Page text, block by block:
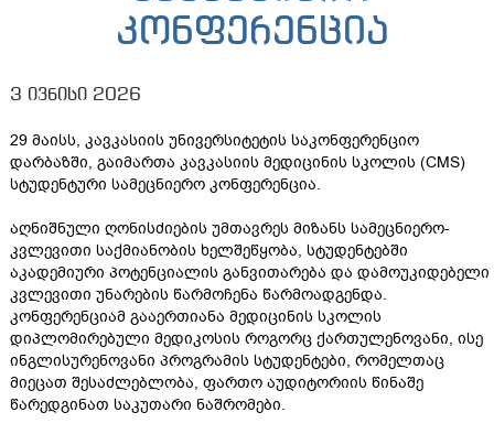
კონფერენცია
3 ივნისი 2026
29 მაისს, კავკასიის უნივერსიტეტის საკონფერენციო
დარბაზში, გაიმართა კავკასიის მედიცინის სკოლის (CMS)
სტუდენტური სამეცნიერო კონფერენცია.
აღნიშნული ღონისძიების უმთავრეს მიზანს სამეცნიერო-
კვლევითი საქმიანობის ხელშეწყობა, სტუდენტებში
აკადემიური პოტენციალის განვითარება და დამოუკიდებელი
კვლევითი უნარების წარმოჩენა წარმოადგენდა.
კონფერენციამ გააერთიანა მედიცინის სკოლის
დიპლომირებული მედიკოსის როგორც ქართულენოვანი, ისე
ინგლისურენოვანი პროგრამის სტუდენტები, რომელთაც
მიეცათ შესაძლებლობა, ფართო აუდიტორიის წინაშე
წარედგინათ საკუთარი ნაშრომები.